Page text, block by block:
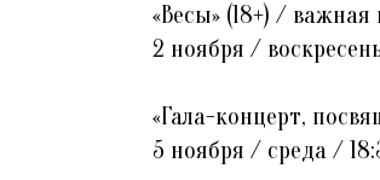
«Весы» (18+) /
2 ноября /
«Гала-концерт,
5 ноября / среда /